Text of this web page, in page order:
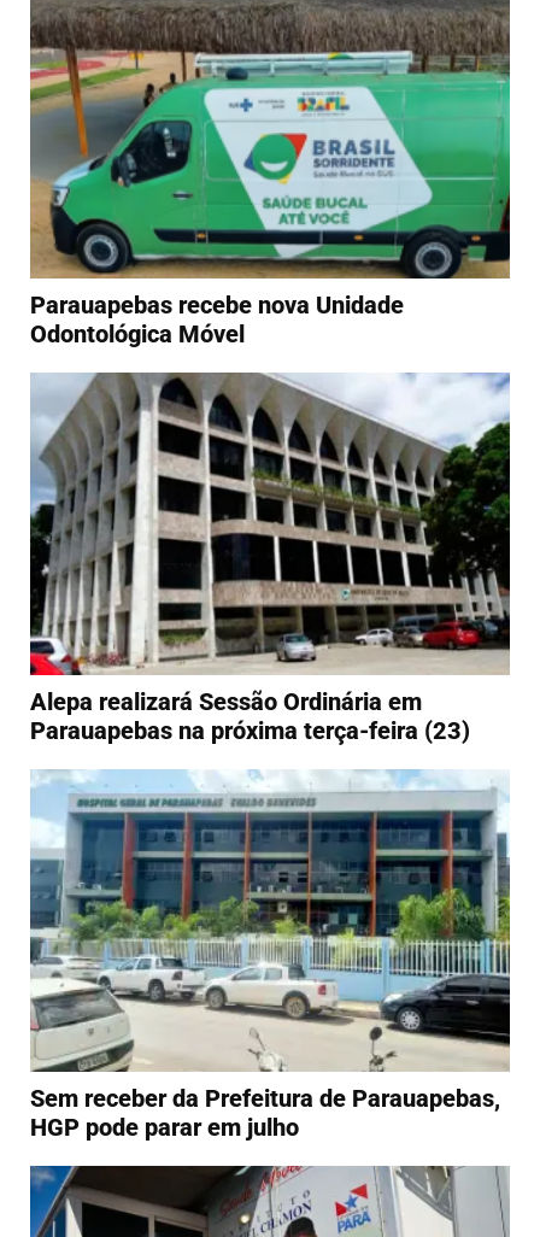
Parauapebas recebe nova Unidade
Odontológica Móvel
Alepa realizará Sessão Ordinária em
Parauapebas na próxima terça-feira (23)
Sem receber da Prefeitura de Parauapebas,
HGP pode parar em julho